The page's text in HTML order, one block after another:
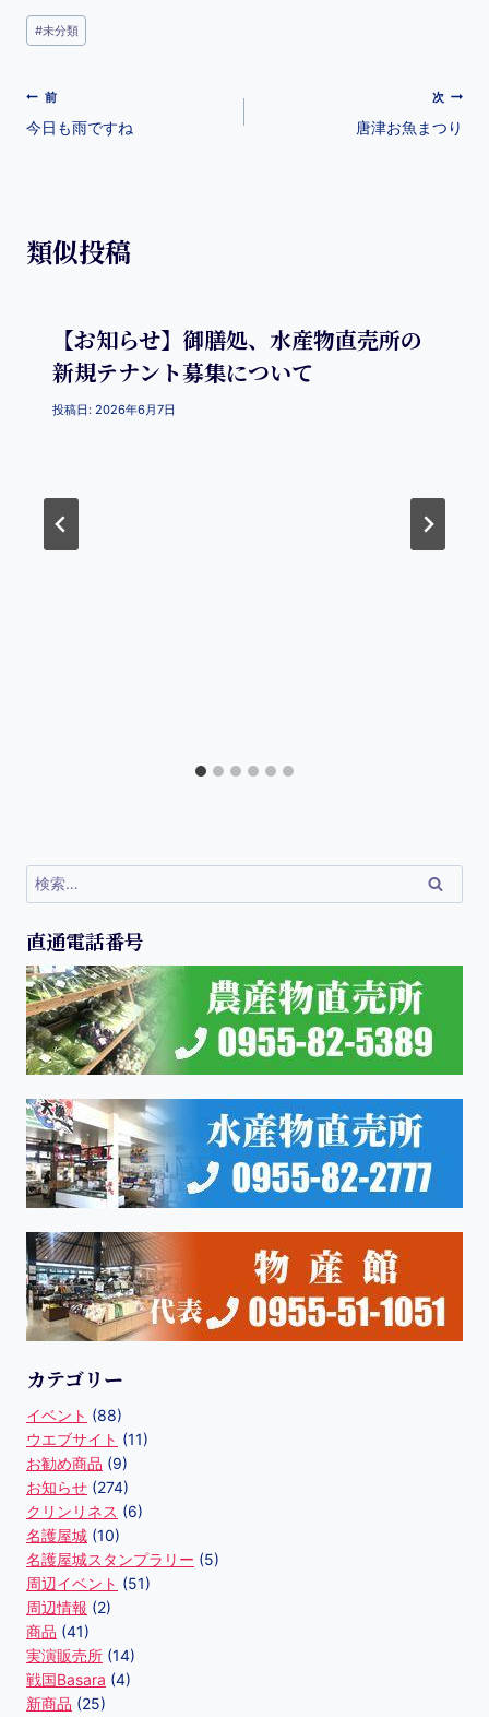
c
e
o
et
#未分類
前
今日も雨ですね
次
唐津お魚まつり
類似投稿
【お知らせ】御膳処、水産物直売所の
新規テナント募集について
投稿日: 2026年6月7日
直通電話番号
カテゴリー
イベント (88)
ウエブサイト (11)
お勧め商品 (9)
お知らせ (274)
クリンリネス (6)
名護屋城 (10)
名護屋城スタンプラリー (5)
周辺イベント (51)
周辺情報 (2)
商品 (41)
実演販売所 (14)
戦国Basara (4)
新商品 (25)